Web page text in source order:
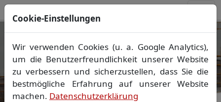
Ihr Vermessungsbüro in
Mecklenburg-Vorpommern
Wir vermessen Ihr Grundstück
Lageplan Absteckung▪Bauvermessung ▪
Gebäudeeinmessung
Grenzfeststellung▪Amtliche Auskünfte und
Vorheriges Bild
Cookie-Einstellungen
Wir verwenden Cookies (u. a. Google Analytics),
um die Benutzerfreundlichkeit unserer Website
zu verbessern und sicherzustellen, dass Sie die
bestmögliche Erfahrung auf unserer Website
machen. Datenschutzerklärung